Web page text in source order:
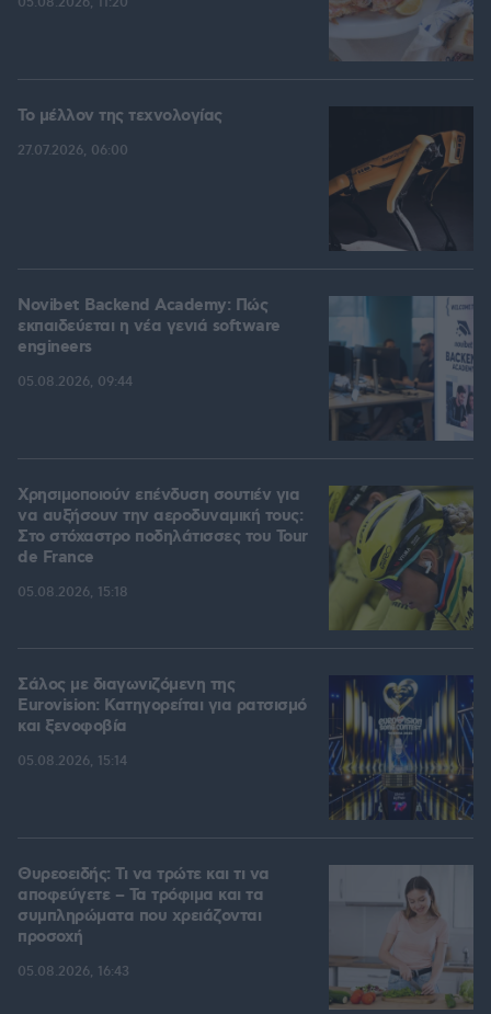
Το μέλλον της τεχνολογίας
27.07.2026, 06:00
Novibet Backend Academy: Πώς
εκπαιδεύεται η νέα γενιά software
engineers
05.08.2026, 09:44
Χρησιμοποιούν επένδυση σουτιέν για
να αυξήσουν την αεροδυναμική τους:
Στο στόχαστρο ποδηλάτισσες του Tour
de France
05.08.2026, 15:18
Σάλος με διαγωνιζόμενη της
Eurovision: Κατηγορείται για ρατσισμό
και ξενοφοβία
05.08.2026, 15:14
Θυρεοειδής: Τι να τρώτε και τι να
αποφεύγετε – Τα τρόφιμα και τα
συμπληρώματα που χρειάζονται
προσοχή
05.08.2026, 16:43